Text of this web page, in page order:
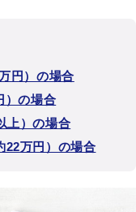
円）の場合
）の場合
上）の場合
万円）の場合